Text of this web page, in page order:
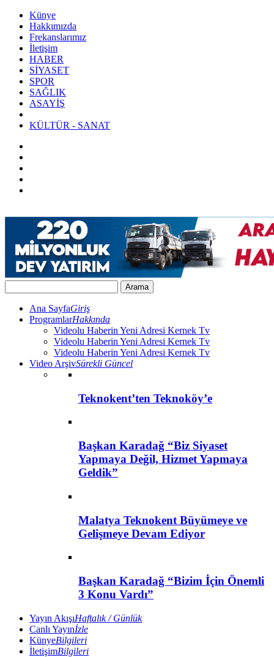
Künye
Hakkımızda
Frekanslarımız
İletişim
HABER
SİYASET
SPOR
SAĞLIK
ASAYİŞ
KÜLTÜR - SANAT
Ana SayfaGiriş
ProgramlarHakkında
Videolu Haberin Yeni Adresi Kernek Tv
Videolu Haberin Yeni Adresi Kernek Tv
Videolu Haberin Yeni Adresi Kernek Tv
Video ArşivSürekli Güncel
Teknokent’ten Teknoköy’e
Başkan Karadağ “Biz Siyaset
Yapmaya Değil, Hizmet Yapmaya
Geldik”
Malatya Teknokent Büyümeye ve
Gelişmeye Devam Ediyor
Başkan Karadağ “Bizim İçin Önemli
3 Konu Vardı”
Yayın AkışıHaftalık / Günlük
Canlı Yayınİzle
KünyeBilgileri
İletişimBilgileri